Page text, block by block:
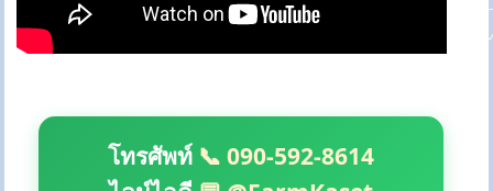
โทรศัพท์ 📞 090-592-8614